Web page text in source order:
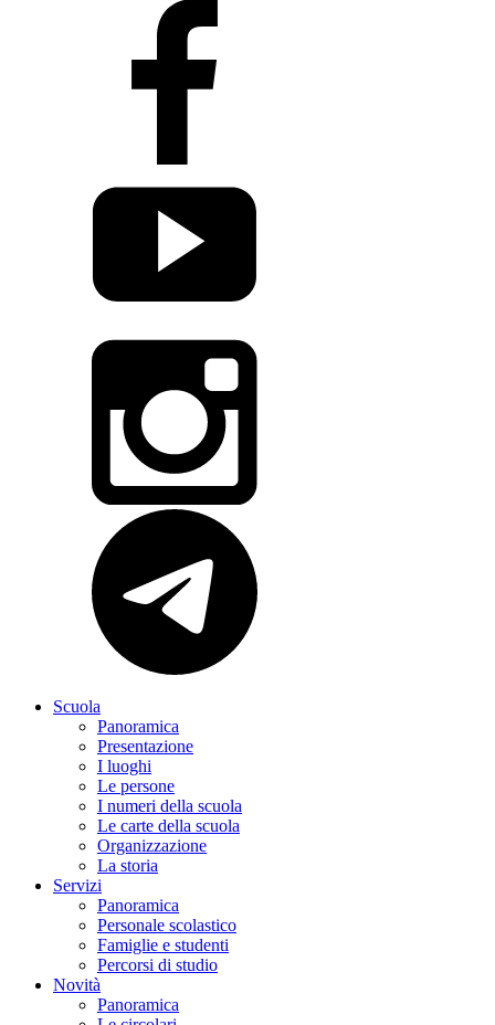
Scuola
Panoramica
Presentazione
I luoghi
Le persone
I numeri della scuola
Le carte della scuola
Organizzazione
La storia
Servizi
Panoramica
Personale scolastico
Famiglie e studenti
Percorsi di studio
Novità
Panoramica